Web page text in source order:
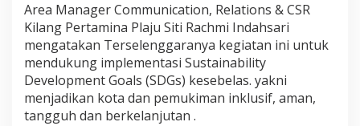
Area Manager Communication, Relations & CSR
Kilang Pertamina Plaju Siti Rachmi Indahsari
mengatakan Terselenggaranya kegiatan ini untuk
mendukung implementasi Sustainability
Development Goals (SDGs) kesebelas. yakni
menjadikan kota dan pemukiman inklusif, aman,
tangguh dan berkelanjutan .